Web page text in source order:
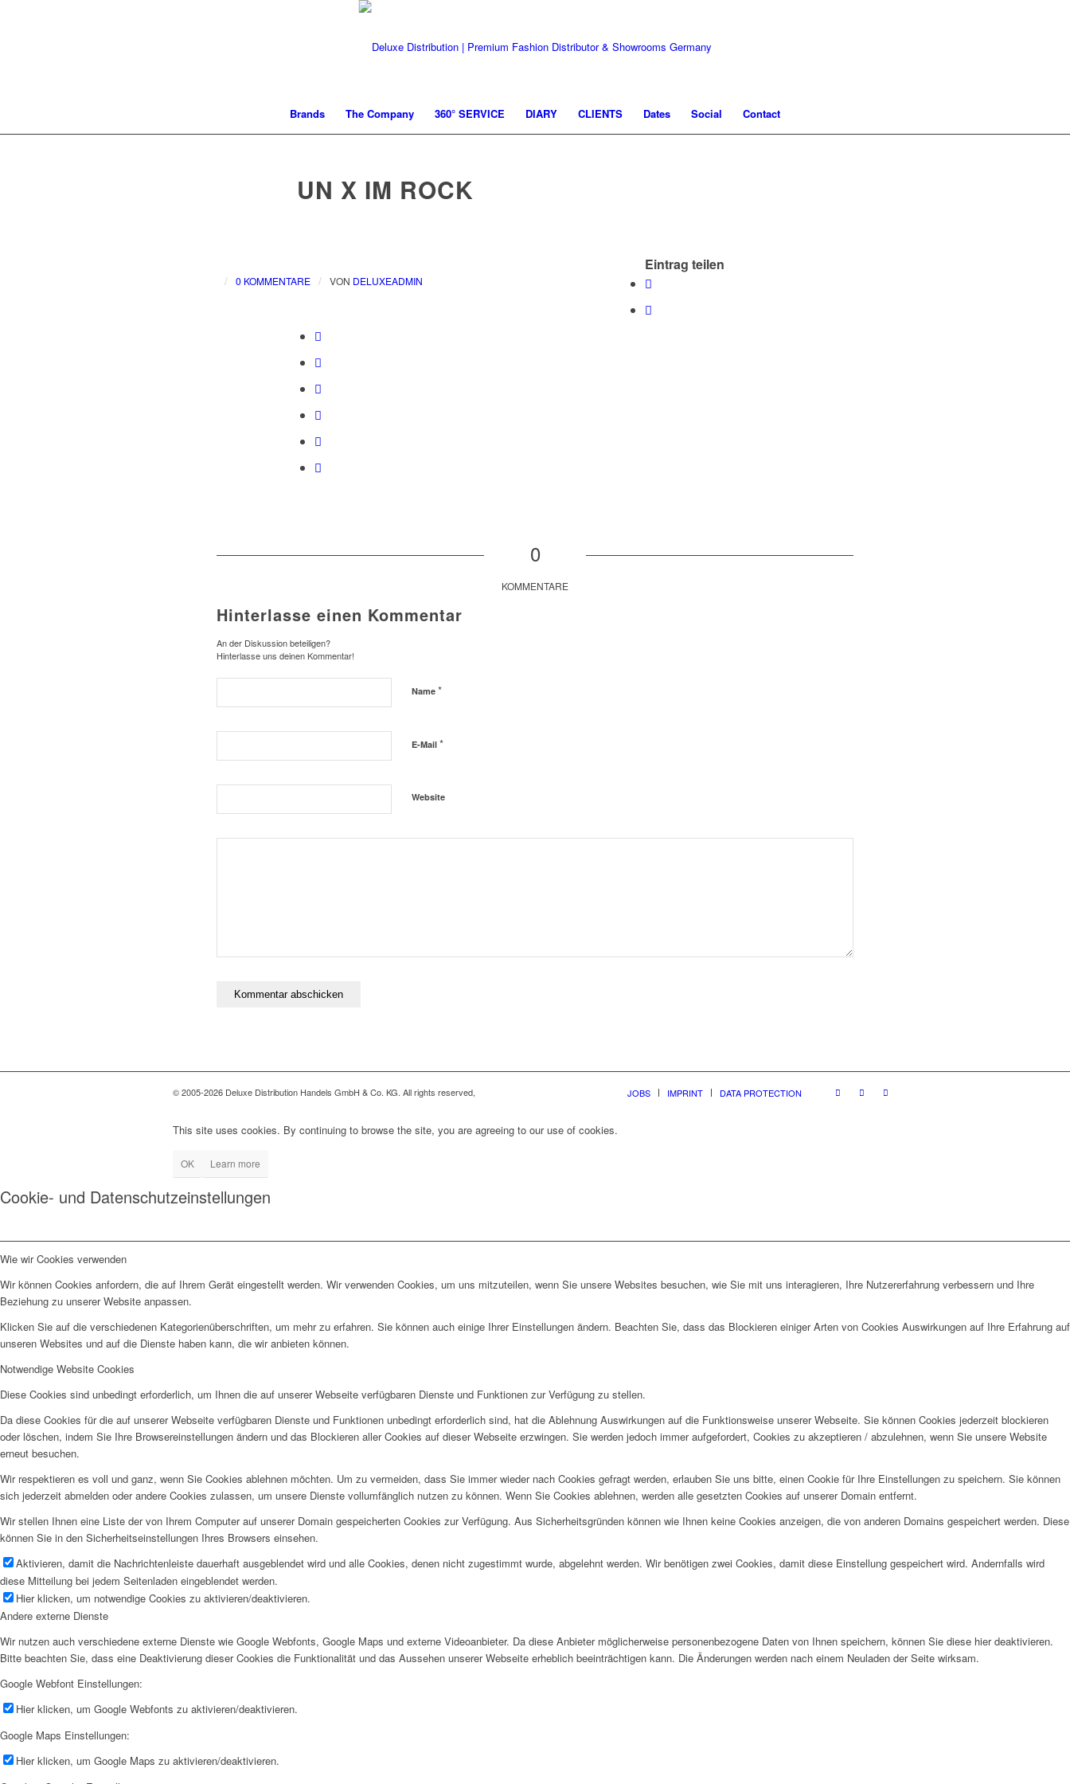
Brands The Company 360° SERVICE DIARY CLIENTS Dates Social Contact
UN X IM ROCK
/ 0 KOMMENTARE / VON DELUXEADMIN
Eintrag teilen
0
KOMMENTARE
Hinterlasse einen Kommentar
An der Diskussion beteiligen?
Hinterlasse uns deinen Kommentar!
Name *
E-Mail *
Website
© 2005-2026 Deluxe Distribution Handels GmbH & Co. KG. All rights reserved, JOBS IMPRINT DATA PROTECTION
This site uses cookies. By continuing to browse the site, you are agreeing to our use of cookies.
OK Learn more
Cookie- und Datenschutzeinstellungen
Wie wir Cookies verwenden
Wir können Cookies anfordern, die auf Ihrem Gerät eingestellt werden. Wir verwenden Cookies, um uns mitzuteilen, wenn Sie unsere Websites besuchen, wie Sie mit uns interagieren, Ihre Nutzererfahrung verbessern und Ihre
Beziehung zu unserer Website anpassen.
Klicken Sie auf die verschiedenen Kategorienüberschriften, um mehr zu erfahren. Sie können auch einige Ihrer Einstellungen ändern. Beachten Sie, dass das Blockieren einiger Arten von Cookies Auswirkungen auf Ihre Erfahrung auf
unseren Websites und auf die Dienste haben kann, die wir anbieten können.
Notwendige Website Cookies
Diese Cookies sind unbedingt erforderlich, um Ihnen die auf unserer Webseite verfügbaren Dienste und Funktionen zur Verfügung zu stellen.
Da diese Cookies für die auf unserer Webseite verfügbaren Dienste und Funktionen unbedingt erforderlich sind, hat die Ablehnung Auswirkungen auf die Funktionsweise unserer Webseite. Sie können Cookies jederzeit blockieren
oder löschen, indem Sie Ihre Browsereinstellungen ändern und das Blockieren aller Cookies auf dieser Webseite erzwingen. Sie werden jedoch immer aufgefordert, Cookies zu akzeptieren / abzulehnen, wenn Sie unsere Website
erneut besuchen.
Wir respektieren es voll und ganz, wenn Sie Cookies ablehnen möchten. Um zu vermeiden, dass Sie immer wieder nach Cookies gefragt werden, erlauben Sie uns bitte, einen Cookie für Ihre Einstellungen zu speichern. Sie können
sich jederzeit abmelden oder andere Cookies zulassen, um unsere Dienste vollumfänglich nutzen zu können. Wenn Sie Cookies ablehnen, werden alle gesetzten Cookies auf unserer Domain entfernt.
Wir stellen Ihnen eine Liste der von Ihrem Computer auf unserer Domain gespeicherten Cookies zur Verfügung. Aus Sicherheitsgründen können wie Ihnen keine Cookies anzeigen, die von anderen Domains gespeichert werden. Diese
können Sie in den Sicherheitseinstellungen Ihres Browsers einsehen.
Aktivieren, damit die Nachrichtenleiste dauerhaft ausgeblendet wird und alle Cookies, denen nicht zugestimmt wurde, abgelehnt werden. Wir benötigen zwei Cookies, damit diese Einstellung gespeichert wird. Andernfalls wird
diese Mitteilung bei jedem Seitenladen eingeblendet werden.
Hier klicken, um notwendige Cookies zu aktivieren/deaktivieren.
Andere externe Dienste
Wir nutzen auch verschiedene externe Dienste wie Google Webfonts, Google Maps und externe Videoanbieter. Da diese Anbieter möglicherweise personenbezogene Daten von Ihnen speichern, können Sie diese hier deaktivieren.
Bitte beachten Sie, dass eine Deaktivierung dieser Cookies die Funktionalität und das Aussehen unserer Webseite erheblich beeinträchtigen kann. Die Änderungen werden nach einem Neuladen der Seite wirksam.
Google Webfont Einstellungen:
Hier klicken, um Google Webfonts zu aktivieren/deaktivieren.
Google Maps Einstellungen:
Hier klicken, um Google Maps zu aktivieren/deaktivieren.